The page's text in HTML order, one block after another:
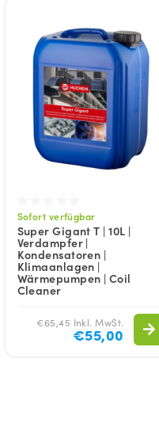
Sofort verfügbar
Super Gigant T | 10L |
Verdampfer |
Kondensatoren |
Klimaanlagen |
Wärmepumpen | Coil
Cleaner
€65,45 Inkl. MwSt.
€55,00